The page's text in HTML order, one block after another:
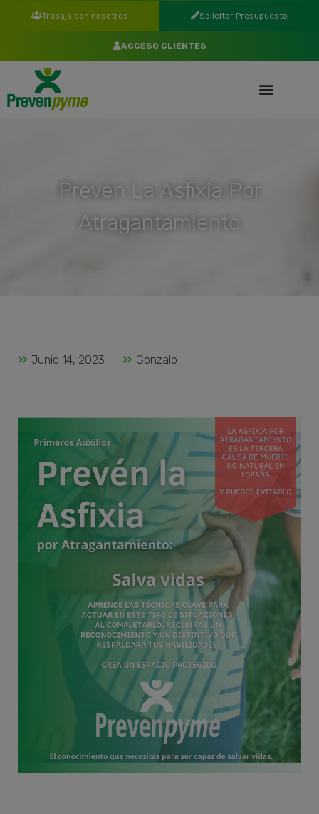
Trabaja con nosotros Solicitar Presupuesto
ACCESO CLIENTES
Prevén La Asfixia Por
Atragantamiento
Junio 14, 2023 Gonzalo